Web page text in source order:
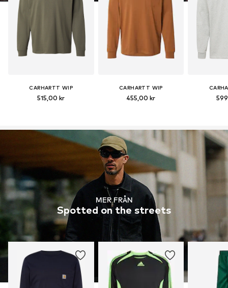
CARHARTT WIP
515,00 kr
CARHARTT WIP
455,00 kr
MER FRÅN
Spotted on the streets